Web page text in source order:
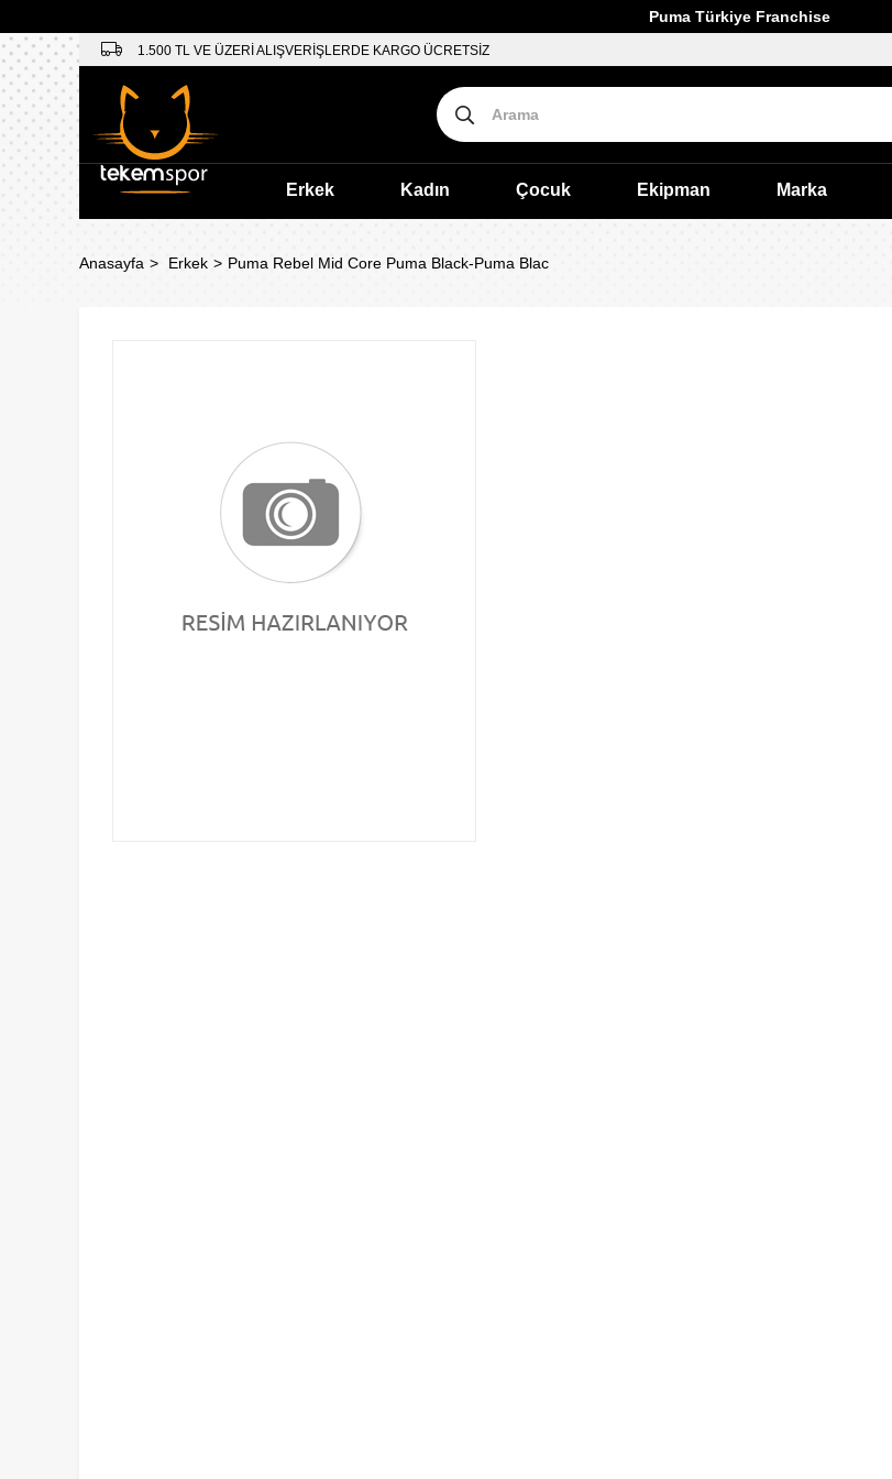
Puma Türkiye Franchise
1.500 TL VE ÜZERİ ALIŞVERİŞLERDE KARGO ÜCRETSİZ
Erkek Kadın Çocuk Ekipman Marka
Anasayfa Erkek Puma Rebel Mid Core Puma Black-Puma Blac